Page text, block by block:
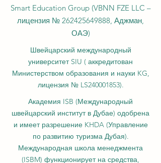
Smart Education Group (VBNN FZE LLC –
лицензия № 262425649888, Аджман,
ОАЭ)
Швейцарский международный
университет SIU ( аккредитован
Министерством образования и науки KG,
лицензия № LS240001853).
Академия ISB (Международный
швейцарский институт в Дубае) одобрена
и имеет разрешение KHDA (Управление
по развитию туризма Дубая).
Международная школа менеджмента
(ISBM) функционирует на средства,